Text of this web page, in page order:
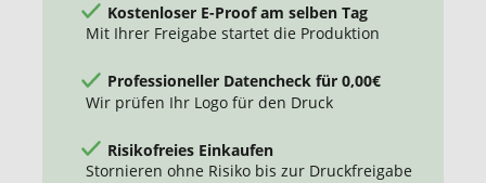
Kostenloser E-Proof am selben Tag
Mit Ihrer Freigabe startet die Produktion
Professioneller Datencheck für 0,00€
Wir prüfen Ihr Logo für den Druck
Risikofreies Einkaufen
Stornieren ohne Risiko bis zur Druckfreigabe